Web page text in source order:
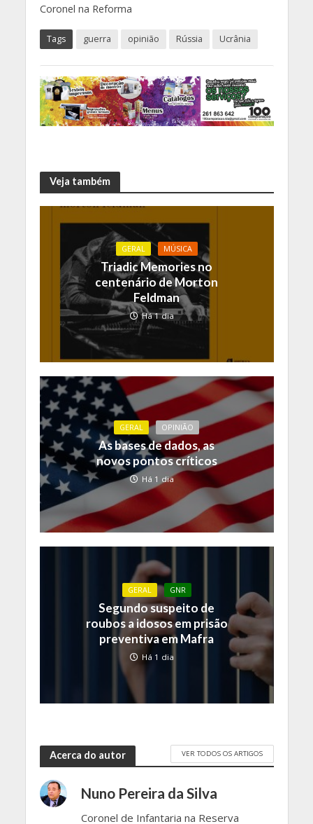
Coronel na Reforma
Tags guerra opinião Rússia Ucrânia
Veja também
GERAL MÚSICA
Triadic Memories no
centenário de Morton
Feldman
Há 1 dia
GERAL OPINIÃO
As bases de dados, as
novos pontos críticos
Há 1 dia
GERAL GNR
Segundo suspeito de
roubos a idosos em prisão
preventiva em Mafra
Há 1 dia
Acerca do autor VER TODOS OS ARTIGOS
Nuno Pereira da Silva
Coronel de Infantaria na Reserva